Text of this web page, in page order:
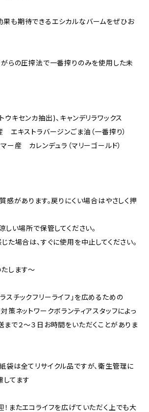
も期待できるエシカルなバームをぜひお
がらの圧搾法で一番搾りのみを使用した未
キセンカ抽出)、キャンデリラワックス
エキストラバージンごま油（一番搾り）
マー産 カレンデュラ（マリーゴールド）
感があります。戻りにくい場合はやさしく押
しい場所で保管してください。
た場合は、すぐに使用を中止してください。
します～
スチックフリーライフ」を広めるための
ネットワークボランティアスタッフによっ
まで２～３日お時間をいただくことがありま
袋は全てリサイクル品ですが、衛生管理に
てます
！またエコライフを広げていただく上でも大